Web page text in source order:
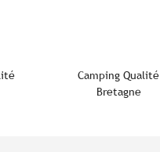
Camping Qualité
Bretagne